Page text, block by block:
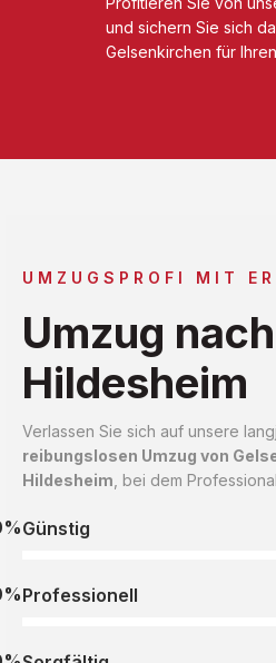
und sichern Sie sich
Gelsenkirchen für
UMZUGSPROFI MIT
Umzug nach
Hildesheim
Verlassen Sie sich auf unsere
reibungslosen Umzug von
Hildesheim , bei dem
Günstig
Professionell